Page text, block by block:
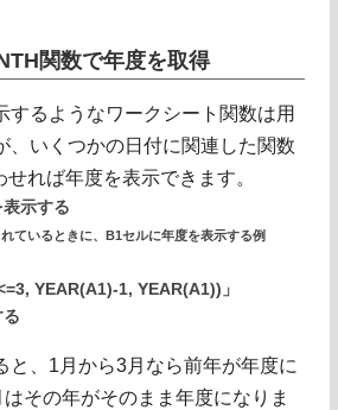
関数で年度を取得
するようなワークシート関数は用
、いくつかの日付に関連した関数
れば年度を表示できます。
示する
ているときに、B1セルに年度を表示する例
YEAR(A1)-1, YEAR(A1))」
と、1月から3月なら前年が年度に
その年がそのまま年度になりま